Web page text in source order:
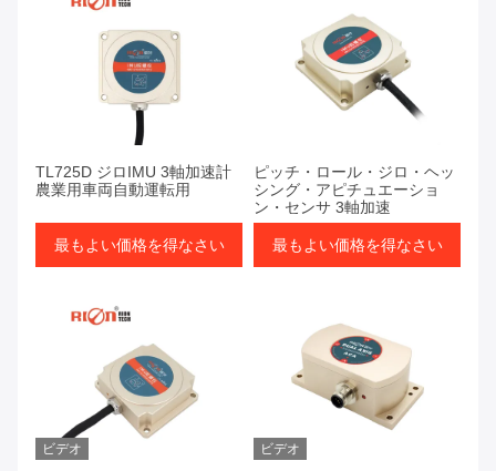
TL725D ジロIMU 3軸加速計
農業用車両自動運転用
最もよい価格を得なさい
ピッチ・ロール・ジロ・ヘッ
シング・アピチュエーショ
ン・センサ 3軸加速
最もよい価格を得なさい
ビデオ ビデオ